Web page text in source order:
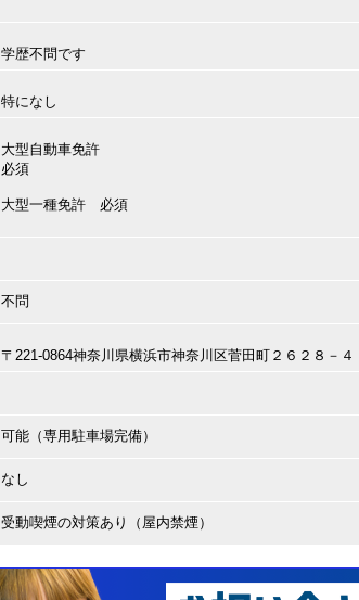
学歴不問です
特になし
大型自動車免許
必須
大型一種免許 必須
不問
〒221-0864神奈川県横浜市神奈川区菅田町２６２８－４
可能（専用駐車場完備）
なし
受動喫煙の対策あり（屋内禁煙）